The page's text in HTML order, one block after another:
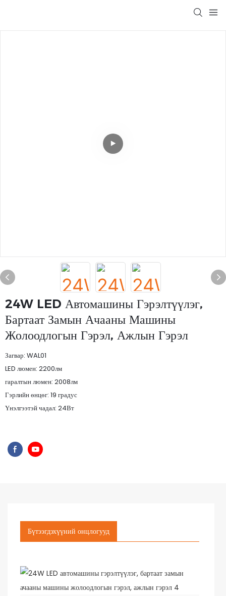
24W LED Автомашины Гэрэлтүүлэг,
Бартаат Замын Ачааны Машины
Жолоодлогын Гэрэл, Ажлын Гэрэл
Загвар: WAL01
LED люмен: 2200лм
гаралтын люмен: 2008лм
Гэрлийн өнцөг: 19 градус
Үнэлгээтэй чадал: 24Вт
Бүтээгдэхүүний онцлогууд